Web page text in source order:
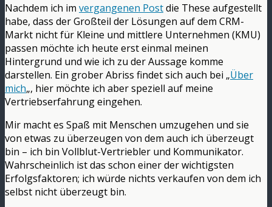
Nachdem ich im vergangenen Postdie These aufgestellt
habe, dass der Großteil der Lösungen auf dem CRM-
Markt nicht für Kleine und mittlere Unternehmen (KMU)
passen möchte ich heute erst einmal meinen
Hintergrund und wie ich zu der Aussage komme
darstellen. Ein grober Abriss findet sich auch bei „Über
mich„, hier möchte ich aber speziell auf meine
Vertriebserfahrung eingehen.
Mir macht es Spaß mit Menschen umzugehen und sie
von etwas zu überzeugen von dem auch ich überzeugt
bin – ich bin Vollblut-Vertriebler und Kommunikator.
Wahrscheinlich ist das schon einer der wichtigsten
Erfolgsfaktoren; ich würde nichts verkaufen von dem ich
selbst nicht überzeugt bin.